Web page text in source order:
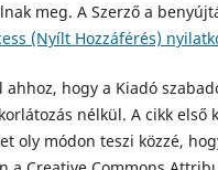
meg. A Szerző a
(Nyílt Hozzáférés)
ahhoz, hogy a Kiadó
nélkül. A cikk első
oly módon teszi közzé,